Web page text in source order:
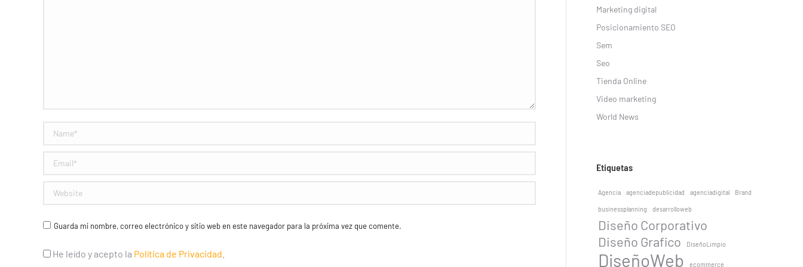
Name *
Email *
Website
Guarda mi nombre, correo electrónico y sitio web en este navegador para la próxima vez que comente.
He leído y acepto la Política de Privacidad
Marketing digital
Posicionamiento SEO
Sem
Seo
Tienda Online
Video marketing
World News
Etiquetas
Agencia agenciadepublicidad agenciadigital Brand
businessplanning desarrolloweb
Diseño Corporativo
Diseño Grafico
DiseñoLimpio
DiseñoWeb ecommerce